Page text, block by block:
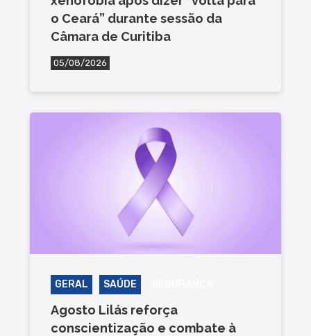
o Ceará” durante sessão da
Câmara de Curitiba
05/08/2026
GERAL SAÚDE
Agosto Lilás reforça
conscientização e combate à